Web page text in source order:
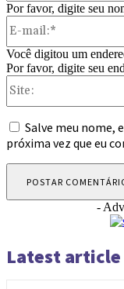
Por favor, digite seu
Você digitou um
Por favor, digite seu
Salve meu nome,
próxima vez que eu
-
Latest article